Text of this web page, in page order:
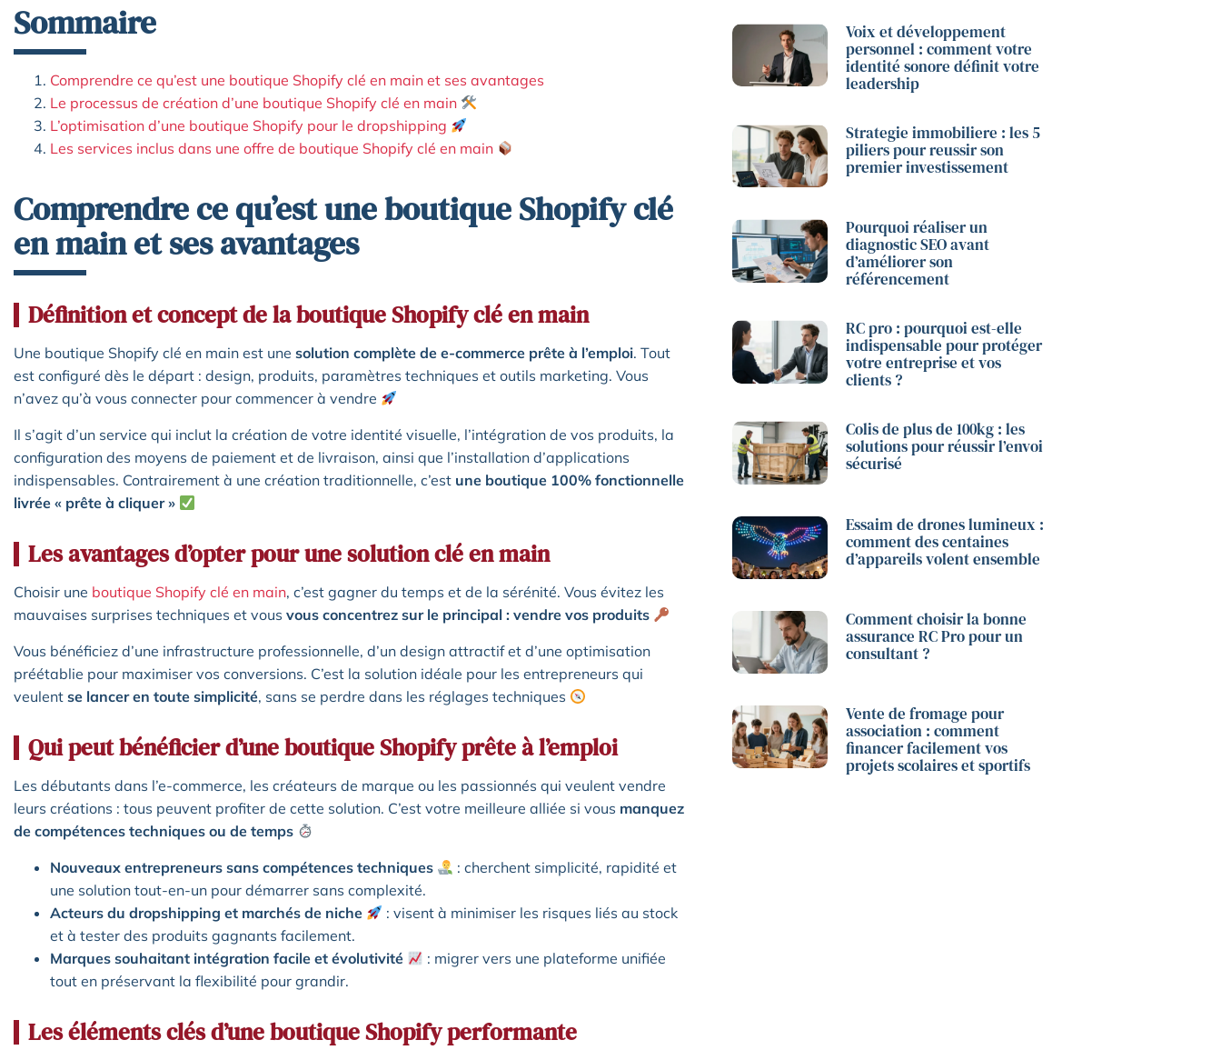
Sommaire
Comprendre ce qu’est une boutique Shopify clé en main et ses avantages
Le processus de création d’une boutique Shopify clé en main
L’optimisation d’une boutique Shopify pour le dropshipping
Les services inclus dans une offre de boutique Shopify clé en main
Comprendre ce qu’est une boutique Shopify clé
en main et ses avantages
Définition et concept de la boutique Shopify clé en main
Une boutique Shopify clé en main est une solution complète de e-commerce prête à l’emploi. Tout
est configuré dès le départ : design, produits, paramètres techniques et outils marketing. Vous
n’avez qu’à vous connecter pour commencer à vendre
Il s’agit d’un service qui inclut la création de votre identité visuelle, l’intégration de vos produits, la
configuration des moyens de paiement et de livraison, ainsi que l’installation d’applications
indispensables. Contrairement à une création traditionnelle, c’est une boutique 100% fonctionnelle
livrée « prête à cliquer »
Les avantages d’opter pour une solution clé en main
Choisir une boutique Shopify clé en main, c’est gagner du temps et de la sérénité. Vous évitez les
mauvaises surprises techniques et vous vous concentrez sur le principal : vendre vos produits
Vous bénéficiez d’une infrastructure professionnelle, d’un design attractif et d’une optimisation
préétablie pour maximiser vos conversions. C’est la solution idéale pour les entrepreneurs qui
veulent se lancer en toute simplicité, sans se perdre dans les réglages techniques
Qui peut bénéficier d’une boutique Shopify prête à l’emploi
Les débutants dans l’e-commerce, les créateurs de marque ou les passionnés qui veulent vendre
leurs créations : tous peuvent profiter de cette solution. C’est votre meilleure alliée si vous manquez
de compétences techniques ou de temps
Nouveaux entrepreneurs sans compétences techniques
: cherchent simplicité, rapidité et
une solution tout-en-un pour démarrer sans complexité.
Acteurs du dropshipping et marchés de niche
: visent à minimiser les risques liés au stock
et à tester des produits gagnants facilement.
Marques souhaitant intégration facile et évolutivité
: migrer vers une plateforme unifiée
tout en préservant la flexibilité pour grandir.
Les éléments clés d’une boutique Shopify performante
Voix et développement
personnel : comment votre
identité sonore définit votre
leadership
Strategie immobiliere : les 5
piliers pour reussir son
premier investissement
Pourquoi réaliser un
diagnostic SEO avant
d’améliorer son
référencement
RC pro : pourquoi est-elle
indispensable pour protéger
votre entreprise et vos
clients ?
Colis de plus de 100kg : les
solutions pour réussir l’envoi
sécurisé
Essaim de drones lumineux :
comment des centaines
d’appareils volent ensemble
Comment choisir la bonne
assurance RC Pro pour un
consultant ?
Vente de fromage pour
association : comment
financer facilement vos
projets scolaires et sportifs